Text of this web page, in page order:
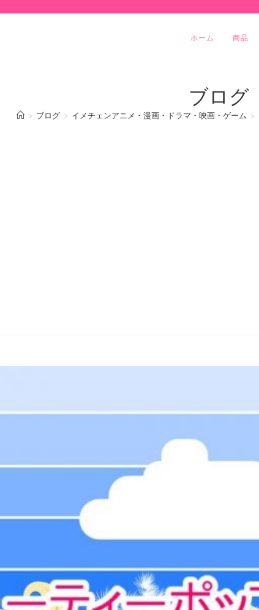
ホーム 商品
ブログ
> ブログ > イメチェンアニメ・漫画・ドラマ・映画・ゲーム >